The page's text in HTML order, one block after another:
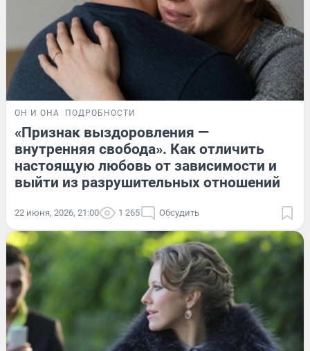
ОН И ОНА ПОДРОБНОСТИ
«Признак выздоровления —
внутренняя свобода». Как отличить
настоящую любовь от зависимости и
выйти из разрушительных отношений
22 июня, 2026, 21:00 1 265 Обсудить